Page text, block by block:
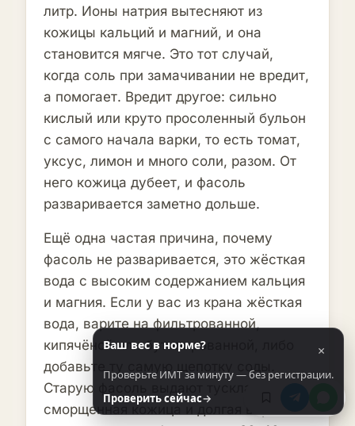
литр. Ионы натрия вытесняют из
кожицы кальций и магний, и она
становится мягче. Это тот случай,
когда соль при замачивании не вредит,
а помогает. Вредит другое: сильно
кислый или круто просоленный бульон
с самого начала варки, то есть томат,
уксус, лимон и много соли, разом. От
него кожица дубеет, и фасоль
разваривается заметно дольше.
Ещё одна частая причина, почему
фасоль не разваривается, это жёсткая
вода с высоким содержанием кальция
и магния. Если у вас из крана жёсткая
вода, варите на фильтрованной,
кипячёной или бутилированной, либо
добавьте ту самую щепотку соды.
Старую фасоль выдают тусклая,
сморщенная кожица и долгая варка. Её
Ваш вес в норме? ×
Проверьте ИМТ за минуту — без регистрации.
Проверить сейчас→